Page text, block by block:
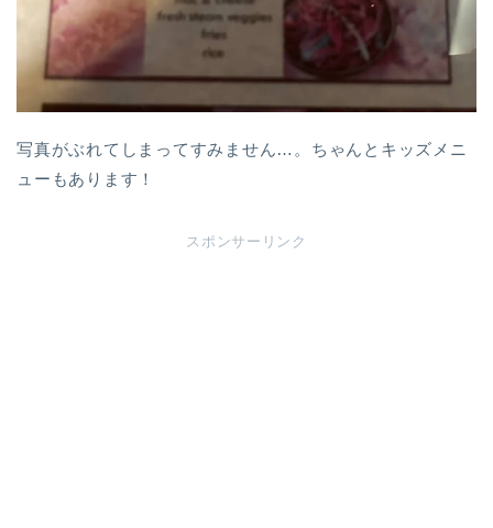
写真がぶれてしまってすみません…。ちゃんとキッズメニ
ューもあります！
スポンサーリンク